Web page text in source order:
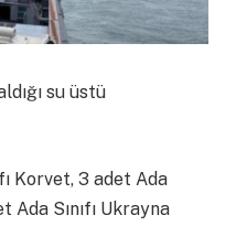
su üstü
Korvet, 3 adet Ada
Ada Sınıfı Ukrayna